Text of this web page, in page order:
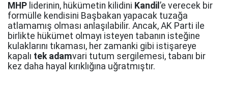
MHP liderinin, hükümetin kilidini Kandil ’e verecek bir
formülle kendisini Başbakan yapacak tuzağa
atlamamış olması anlaşılabilir. Ancak, AK Parti ile
birlikte hükümet olmayı isteyen tabanın isteğine
kulaklarını tıkaması, her zamanki gibi istişareye
kapalı tek adamvari tutum sergilemesi, tabanı bir
kez daha hayal kırıklığına uğratmıştır.